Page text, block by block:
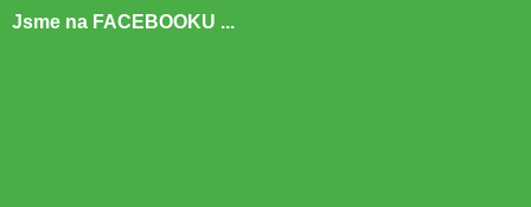
Jsme na FACEBOOKU ...